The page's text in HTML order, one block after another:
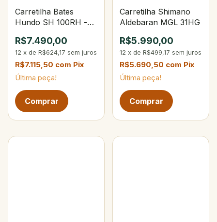
Carretilha Bates
Hundo SH 100RH -
R$7.490,00
12 x de R$624,17 sem juros
R$7.115,50 com Pix
Última peça!
Carretilha Shimano
Aldebaran MGL 31HG
R$5.990,00
12 x de R$499,17 sem juros
R$5.690,50 com Pix
Última peça!